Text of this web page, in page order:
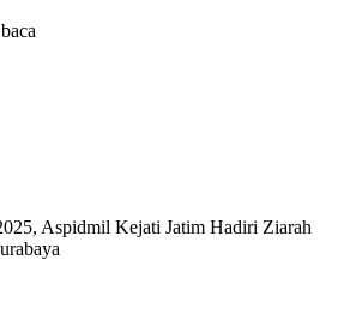
Aspidmil Kejati Jatim Hadiri Ziarah